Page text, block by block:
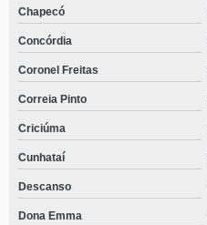
Chapecó
Concórdia
Coronel Freitas
Correia Pinto
Criciúma
Cunhataí
Descanso
Dona Emma